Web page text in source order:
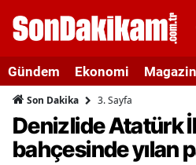
Gündem Ekonomi Magazin
Son Dakika 3. Sayfa
Denizlide Atatürk
bahçesinde yılan